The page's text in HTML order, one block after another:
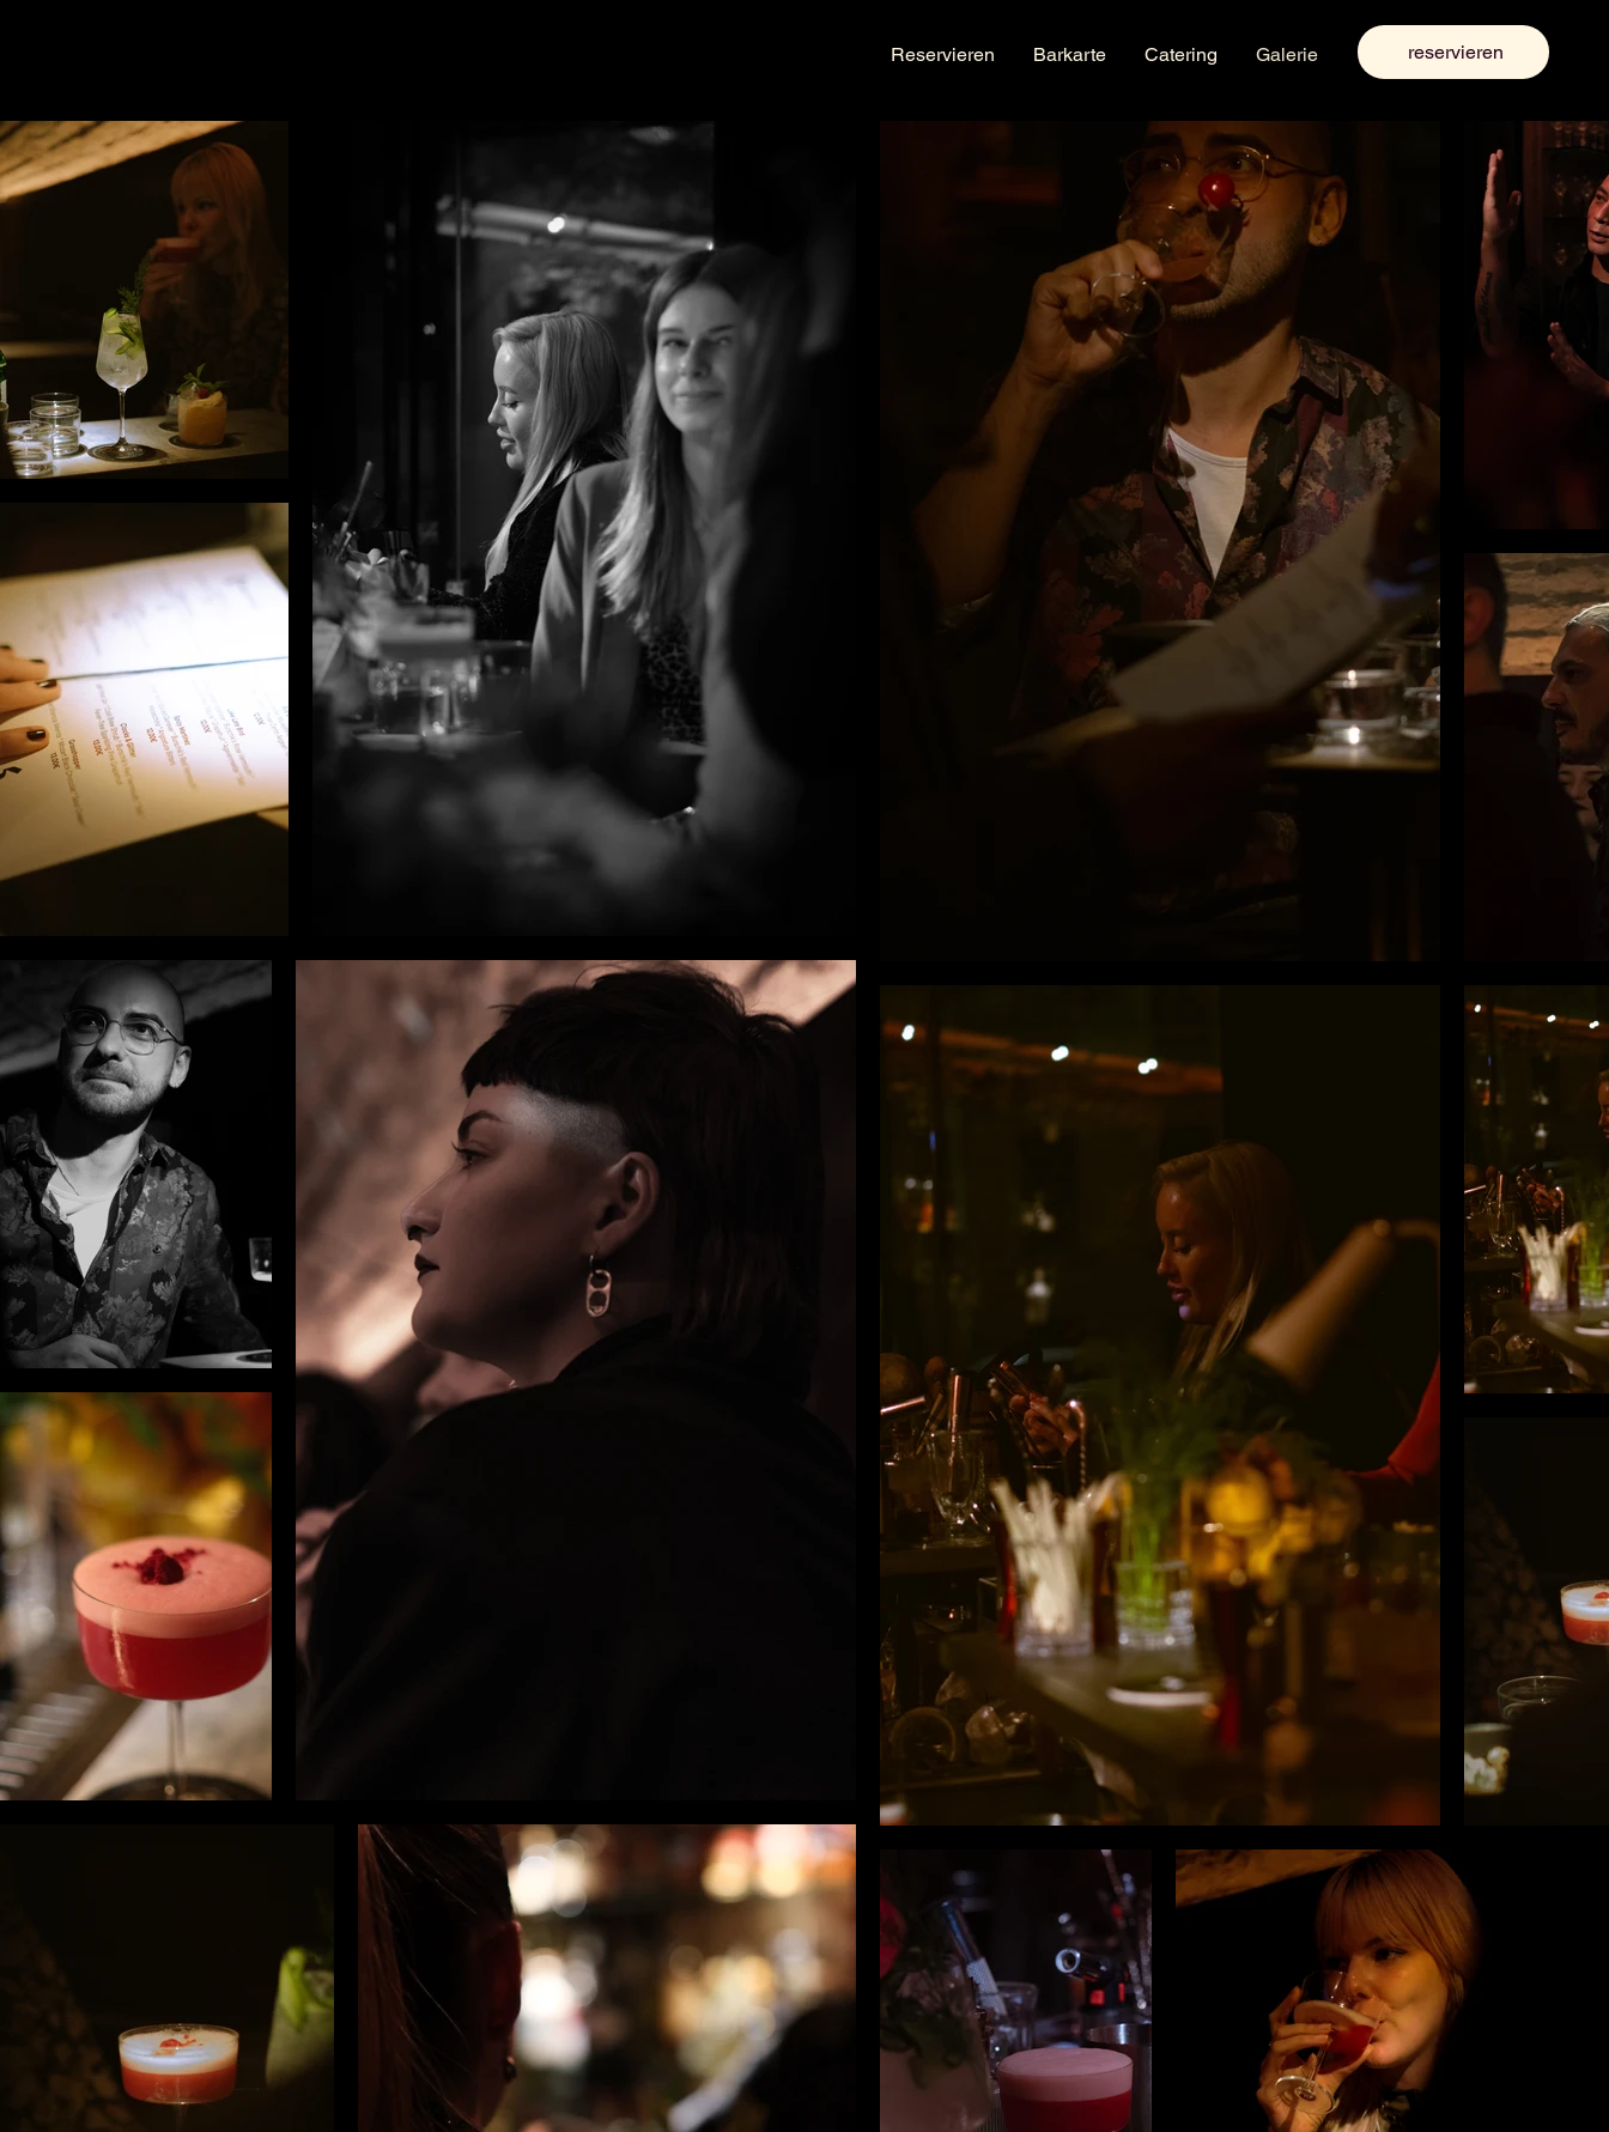
Reservieren Barkarte Catering Galerie reservieren